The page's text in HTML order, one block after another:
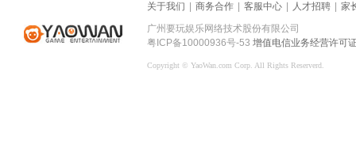
关于我们 商务合作 客服中心 人才招聘
家
广州要玩娱乐网络技术股份有限公司
粤ICP备10000936号-53 增值电信业务经营许可
Copyright © YaoWan.com Corp. All Rights Reserverd.